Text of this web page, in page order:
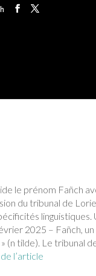
le prénom Fañch
du tribunal de
2025 – Fañch,
(n tilde). Le tribunal
l’article